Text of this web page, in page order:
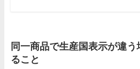
同一商品で生産国表示が違
ること